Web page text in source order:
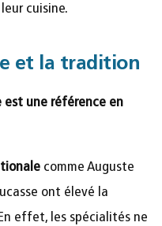
cuisine.
et la tradition
est une référence en
comme Auguste
ont élevé la
effet, les spécialités ne